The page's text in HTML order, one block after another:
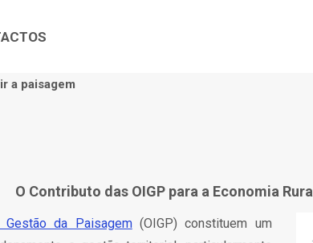
a paisagem
O Contributo das OIGP para a Economia Rural
da Paisagem(OIGP) constituem um